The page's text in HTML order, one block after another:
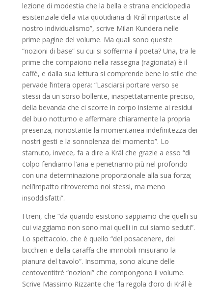
lezione di modestia che la bella e strana enciclopedia
esistenziale della vita quotidiana di Král impartisce al
nostro individualismo”, scrive Milan Kundera nelle
prime pagine del volume. Ma quali sono queste
“nozioni di base” su cui si sofferma il poeta? Una, tra le
prime che compaiono nella rassegna (ragionata) è il
caffè, e dalla sua lettura si comprende bene lo stile che
pervade l’intera opera: “Lasciarsi portare verso se
stessi da un sorso bollente, inaspettatamente preciso,
della bevanda che ci scorre in corpo insieme ai residui
del buio notturno e affermare chiaramente la propria
presenza, nonostante la momentanea indefinitezza dei
nostri gesti e la sonnolenza del momento”. Lo
starnuto, invece, fa a dire a Král che grazie a esso “di
colpo fendiamo l’aria e penetriamo più nel profondo
con una determinazione proporzionale alla sua forza;
nell’impatto ritroveremo noi stessi, ma meno
insoddisfatti”.
I treni, che “da quando esistono sappiamo che quelli su
cui viaggiamo non sono mai quelli in cui siamo seduti”.
Lo spettacolo, che è quello “del posacenere, dei
bicchieri e della caraffa che immobili misurano la
pianura del tavolo”. Insomma, sono alcune delle
centoventitré “nozioni” che compongono il volume.
Scrive Massimo Rizzante che “la regola d’oro di Král è